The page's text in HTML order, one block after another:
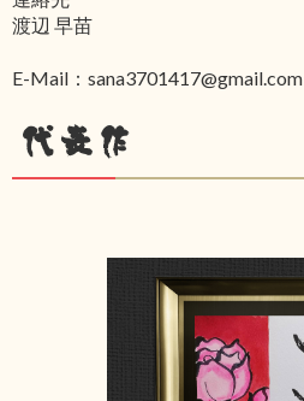
渡辺 早苗
E-Mail：sana3701417@gmail.com
代表作